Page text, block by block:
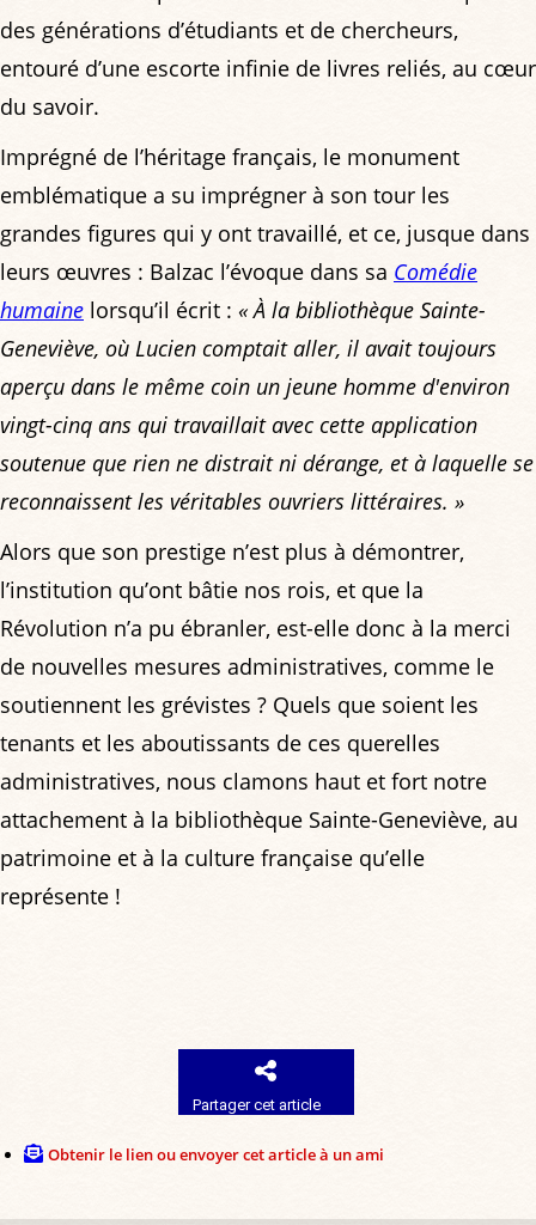
des générations d’étudiants et de chercheurs,
entouré d’une escorte infinie de livres reliés, au cœur
du savoir.
Imprégné de l’héritage français, le monument
emblématique a su imprégner à son tour les
grandes figures qui y ont travaillé, et ce, jusque dans
leurs œuvres : Balzac l’évoque dans sa Comédie
humaine lorsqu’il écrit : « À la bibliothèque Sainte-
Geneviève, où Lucien comptait aller, il avait toujours
aperçu dans le même coin un jeune homme d'environ
vingt-cinq ans qui travaillait avec cette application
soutenue que rien ne distrait ni dérange, et à laquelle se
reconnaissent les véritables ouvriers littéraires. »
Alors que son prestige n’est plus à démontrer,
l’institution qu’ont bâtie nos rois, et que la
Révolution n’a pu ébranler, est-elle donc à la merci
de nouvelles mesures administratives, comme le
soutiennent les grévistes ? Quels que soient les
tenants et les aboutissants de ces querelles
administratives, nous clamons haut et fort notre
attachement à la bibliothèque Sainte-Geneviève, au
patrimoine et à la culture française qu’elle
représente !
Partager cet article
Obtenir le lien ou envoyer cet article à un ami